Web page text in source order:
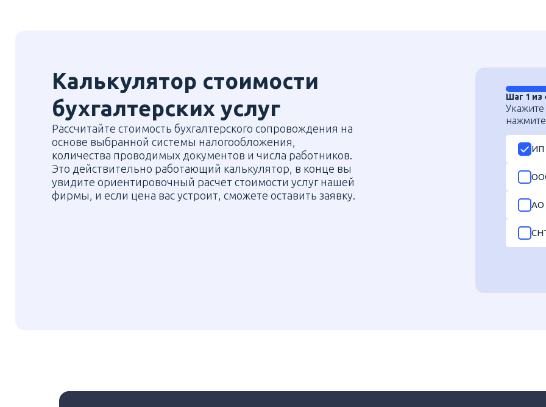
Калькулятор стоимости
бухгалтерских услуг
Рассчитайте стоимость бухгалтерского сопровождения на
основе выбранной системы налогообложения,
количества проводимых документов и числа работников.
Это действительно работающий калькулятор, в конце вы
увидите ориентировочный расчет стоимости услуг нашей
фирмы, и если цена вас устроит, сможете оставить заявку.
Шаг 1 из
нажмите
ИП
АО